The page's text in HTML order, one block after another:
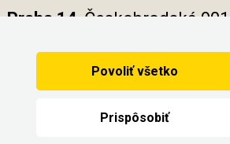
Praha 14, Českobrodská 901
Prispôsobiť
Povoliť všetko